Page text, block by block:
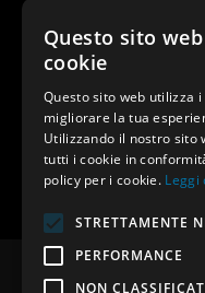
l'elaborazione della
nella nostraprivacy
Ho letto e
Invia I Dati
Questo sito
cookie
Questo sito web utilizza
migliorare la tua
Utilizzando il nostro sito
tutti i cookie in
policy per i cookie. Leggi
STRETTAMENTE
PERFORMANCE
NON